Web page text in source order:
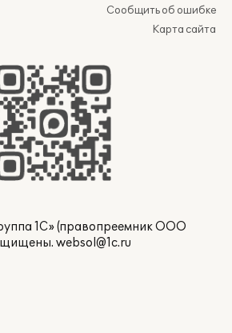
Сообщить об ошибке
Карта сайта
1С» (правопреемник ООО
websol@1c.ru